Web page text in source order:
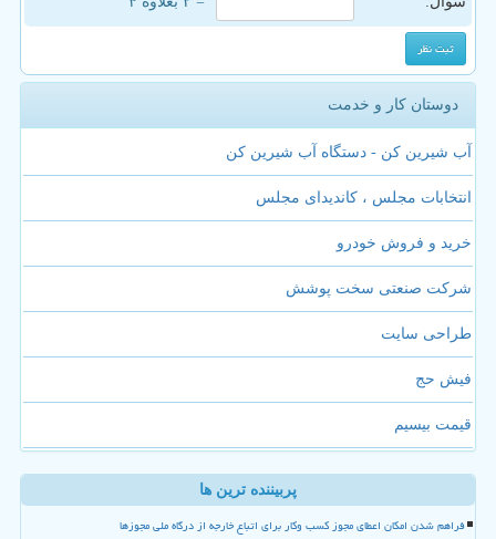
دوستان کار و خدمت
آب شیرین کن - دستگاه آب شیرین کن
انتخابات مجلس ، کاندیدای مجلس
خرید و فروش خودرو
شرکت صنعتی سخت پوشش
طراحی سایت
فیش حج
قیمت بیسیم
پربیننده ترین ها
فراهم شدن امکان اعطای مجوز کسب وکار برای اتباع خارجه از درگاه ملی مجوزها